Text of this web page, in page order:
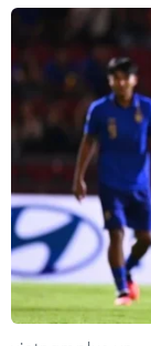
hai nước đang
Tuyên bố chung